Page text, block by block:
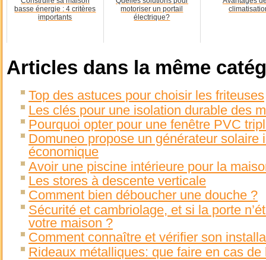
basse énergie : 4 critères
importants
motoriser un portail
électrique?
Articles dans la même
Top des astuces pour choisir les friteuses
Les clés pour une isolation durable des
Pourquoi opter pour une fenêtre PVC
Domuneo propose un générateur solaire
économique
Avoir une piscine intérieure pour la
Les stores à descente verticale
Comment bien déboucher une douche ?
Sécurité et cambriolage, et si la porte
votre maison ?
Comment connaître et vérifier son
Rideaux métalliques: que faire en cas de